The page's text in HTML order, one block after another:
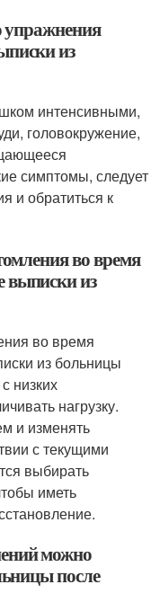
упражнения
из
интенсивными,
головокружение,
симптомы, следует
и обратиться к
во время
выписки из
во время
из больницы
низких
нагрузку.
и изменять
с текущими
выбирать
иметь
можно
после